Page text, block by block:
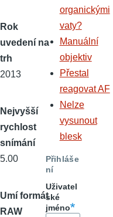
Rok
uvedení na
trh
2013
Nejvyšší
rychlost
snímání
5.00
Umí formát
RAW
organickými
vaty?
Manuální
objektiv
Přestal
reagovat AF
Nelze
vysunout
blesk
Přihláše
ní
Uživatel
ské
jméno